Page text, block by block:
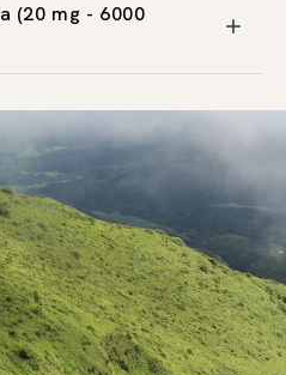
(20 mg - 6000